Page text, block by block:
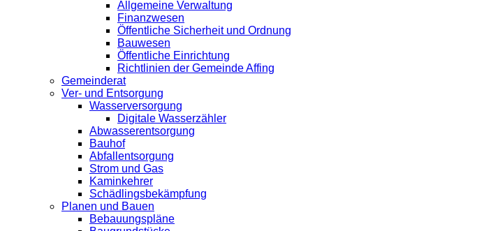
Allgemeine Verwaltung
Finanzwesen
Öffentliche Sicherheit und Ordnung
Bauwesen
Öffentliche Einrichtung
Richtlinien der Gemeinde Affing
Gemeinderat
Ver- und Entsorgung
Wasserversorgung
Digitale Wasserzähler
Abwasserentsorgung
Bauhof
Abfallentsorgung
Strom und Gas
Kaminkehrer
Schädlingsbekämpfung
Planen und Bauen
Bebauungspläne